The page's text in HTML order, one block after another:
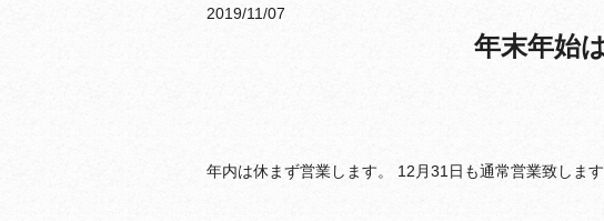
2019/11/07
年末年始
年内は休まず営業します。 12月31日も通常営業致しま